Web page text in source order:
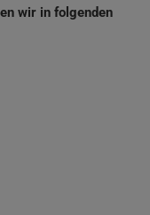
wir in folgenden